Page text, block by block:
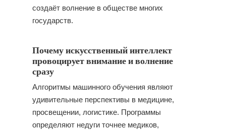
создаёт волнение в обществе многих
государств.
Почему искусственный интеллект
провоцирует внимание и волнение
сразу
Алгоритмы машинного обучения являют
удивительные перспективы в медицине,
просвещении, логистике. Программы
определяют недуги точнее медиков,